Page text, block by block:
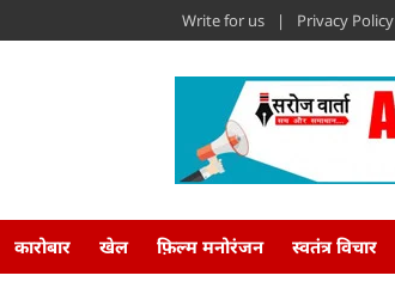
Write for us Privacy Policy
कारोबार खेल फ़िल्म मनोरंजन स्वतंत्र विचार